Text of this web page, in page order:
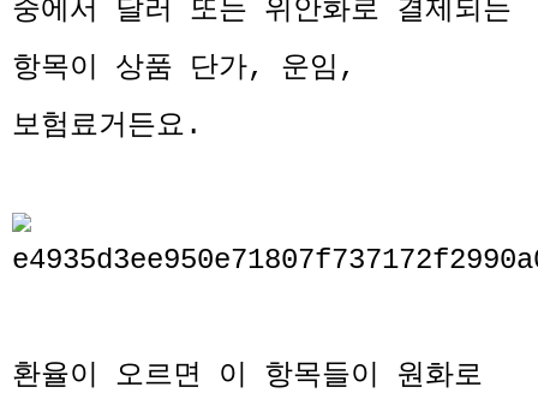
중에서 달러 또는 위안화로 결제되는
항목이 상품 단가, 운임,
보험료거든요.
환율이 오르면 이 항목들이 원화로